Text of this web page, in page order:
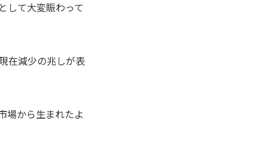
して大変賑わって
在減少の兆しが表
場から生まれたよ